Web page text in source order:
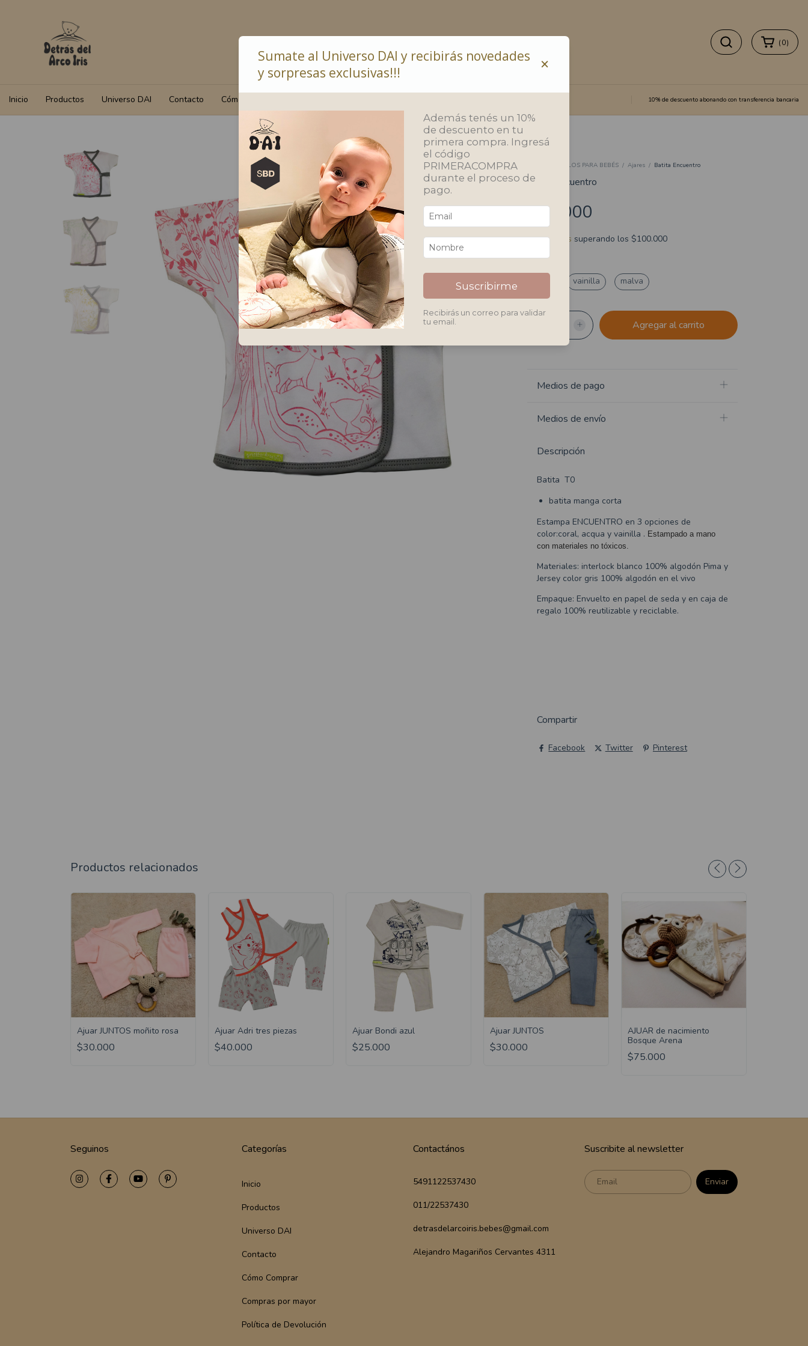
(0)
Inicio Productos Universo DAI Contacto Cómo Comprar 10% de descuento abonando con transferencia bancaria
REGALOS PARA BEBÉS / Ajares / Batita Encuentro
Batita Encuentro
$10.000
Envío gratis superando los $100.000
vainilla malva
Medios de pago
Medios de envío
Descripción
Batita T0
batita manga corta
Estampa ENCUENTRO en 3 opciones de
color:coral, acqua y vainilla . Estampado a mano
con materiales no tóxicos.
Materiales: interlock blanco 100% algodón Pima y
Jersey color gris 100% algodón en el vivo
Empaque: Envuelto en papel de seda y en caja de
regalo 100% reutilizable y reciclable.
Compartir
Facebook Twitter Pinterest
Productos relacionados
Ajuar JUNTOS moñito rosa
$30.000
Ajuar Adri tres piezas
$40.000
Ajuar Bondi azul
$25.000
Ajuar JUNTOS
$30.000
AJUAR de nacimiento
Bosque Arena
$75.000
Seguinos Categorías
Inicio
Productos
Universo DAI
Contacto
Cómo Comprar
Compras por mayor
Política de Devolución
Contactános
5491122537430
011/22537430
detrasdelarcoiris.bebes@gmail.com
Alejandro Magariños Cervantes 4311
Suscribite al newsletter
Sumate al Universo DAI y recibirás novedades
y sorpresas exclusivas!!!
×
Además tenés un 10%
de descuento en tu
primera compra. Ingresá
el código
PRIMERACOMPRA
durante el proceso de
pago.
Suscribirme
Recibirás un correo para validar
tu email.